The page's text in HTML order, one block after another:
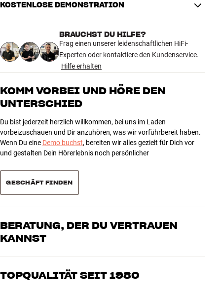
4.5
158 anzeigen
5 122
4
3
1 6
KOSTENLOSE DEMONSTRATION
BRAUCHST DU HILFE?
Frag einen unserer leidenschaftlichen HiFi-
Experten oder kontaktiere den Kundenservice.
Hilfe erhalten
KOMM VORBEI UND HÖRE DEN
UNTERSCHIED
Du bist jederzeit herzlich willkommen, bei uns im Laden
vorbeizuschauen und Dir anzuhören, was wir vorführbereit haben.
Wenn Du eine Demo buchst, bereiten wir alles gezielt für Dich vor
und gestalten Dein Hörerlebnis noch persönlicher
GESCHÄFT FINDEN
BERATUNG, DER DU VERTRAUEN
KANNST
Unsere Mitarbeiter sind echte Enthusiasten, die unsere Produkte
oder Heimkino. Erzähle uns, wovon Du träumst, und wir finden
TOPQUALITÄT SEIT 1980